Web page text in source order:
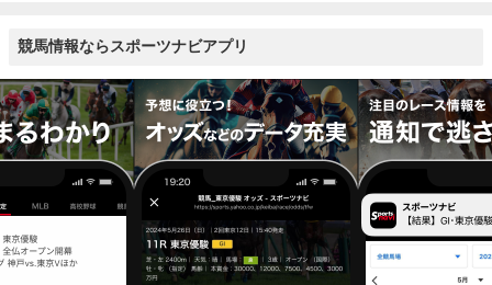
競馬情報ならスポーツナビアプリ